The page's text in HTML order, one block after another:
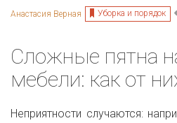
Анастасия Верная Уборка и порядок
Сложные пятна
мебели: как от
Неприятности случаются: